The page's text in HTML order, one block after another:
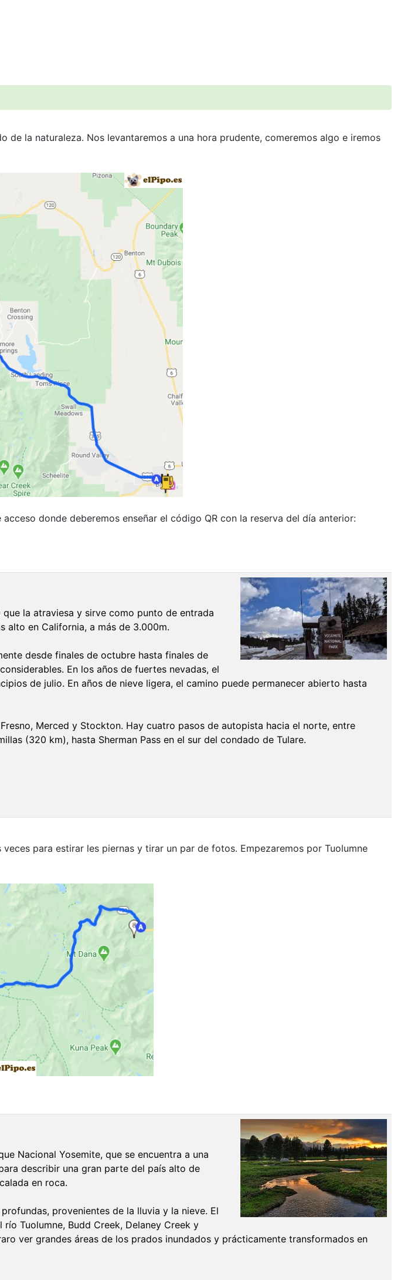
la naturaleza. Nos levantaremos a una hora prudente, comeremos algo e iremos
donde deberemos enseñar el código QR con la reserva del día anterior:
la atraviesa y sirve como punto de entrada
alto en California, a más de 3.000m.
desde finales de octubre hasta finales de
En los años de fuertes nevadas, el
de julio. En años de nieve ligera, el camino puede permanecer abierto hasta
Merced y Stockton. Hay cuatro pasos de autopista hacia el norte, entre
(320 km), hasta Sherman Pass en el sur del condado de Tulare.
para estirar les piernas y tirar un par de fotos. Empezaremos por Tuolumne
Nacional Yosemite, que se encuentra a una
describir una gran parte del país alto de
en roca.
provenientes de la lluvia y la nieve. El
Tuolumne, Budd Creek, Delaney Creek y
ver grandes áreas de los prados inundados y prácticamente transformados en